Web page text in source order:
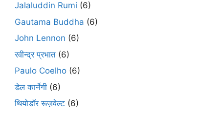
Jalaluddin Rumi (6)
Gautama Buddha (6)
John Lennon (6)
रवीन्द्र प्रभात (6)
Paulo Coelho (6)
डेल कार्नेगी (6)
थियोडॉर रूज़वेल्ट (6)